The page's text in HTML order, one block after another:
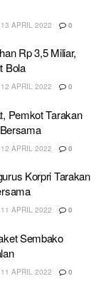
13 APRIL 2022 0
Rp 3,5 Miliar,
Bola
12 APRIL 2022 0
Pemkot Tarakan
12 APRIL 2022 0
Korpri Tarakan
11 APRIL 2022 0
Sembako
11 APRIL 2022 0